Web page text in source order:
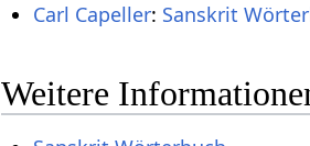
Carl Capeller: Sanskrit
Weitere